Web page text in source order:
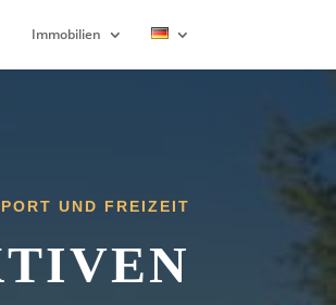
Immobilien
UND FREIZEIT